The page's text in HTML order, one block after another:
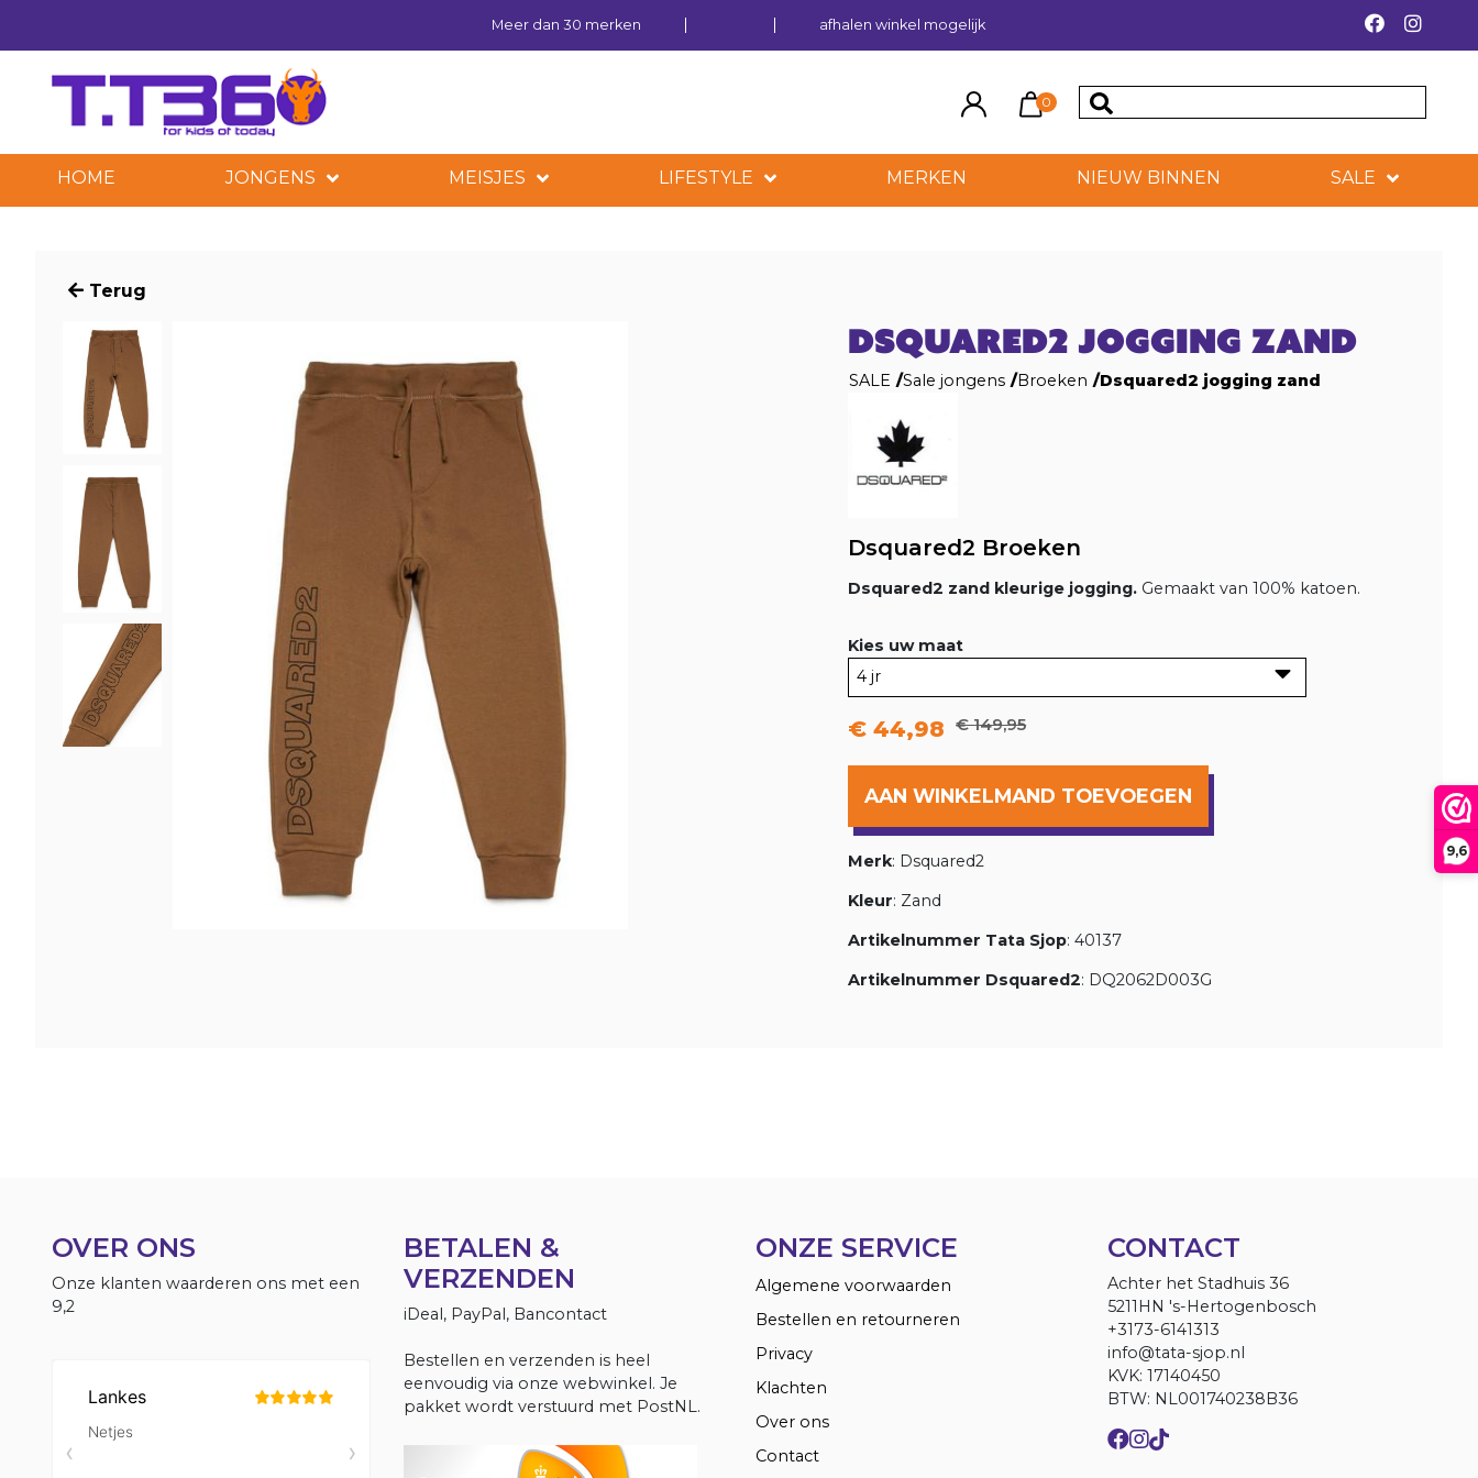
9,6
Meer dan 30 merken afhalen winkel mogelijk
0
HOME JONGENS MEISJES LIFESTYLE MERKEN NIEUW BINNEN SALE
Terug
DSQUARED2 JOGGING ZAND
SALE /Sale jongens /Broeken /Dsquared2 jogging zand
Dsquared2 Broeken
Dsquared2 zand kleurige jogging. Gemaakt van 100% katoen.
Kies uw maat
€ 44,98 € 149,95
AAN WINKELMAND TOEVOEGEN
Merk: Dsquared2
Kleur: Zand
Artikelnummer Tata Sjop: 40137
Artikelnummer Dsquared2: DQ2062D003G
OVER ONS
Onze klanten waarderen ons met een
9,2
BETALEN &
VERZENDEN
iDeal, PayPal, Bancontact
Bestellen en verzenden is heel
eenvoudig via onze webwinkel. Je
pakket wordt verstuurd met PostNL.
ONZE SERVICE
Algemene voorwaarden
Bestellen en retourneren
Privacy
Klachten
Over ons
Contact
CONTACT
Achter het Stadhuis 36
5211HN 's-Hertogenbosch
+3173-6141313
info@tata-sjop.nl
KVK: 17140450
BTW: NL001740238B36